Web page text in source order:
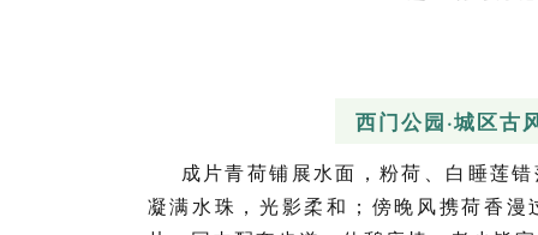
西门公园·城区古
成片青荷铺展水面，粉荷、白睡莲
凝满水珠，光影柔和；傍晚风携荷香